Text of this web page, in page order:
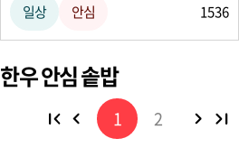
일상 안심 1536
한우 안심 솥밥
1 2